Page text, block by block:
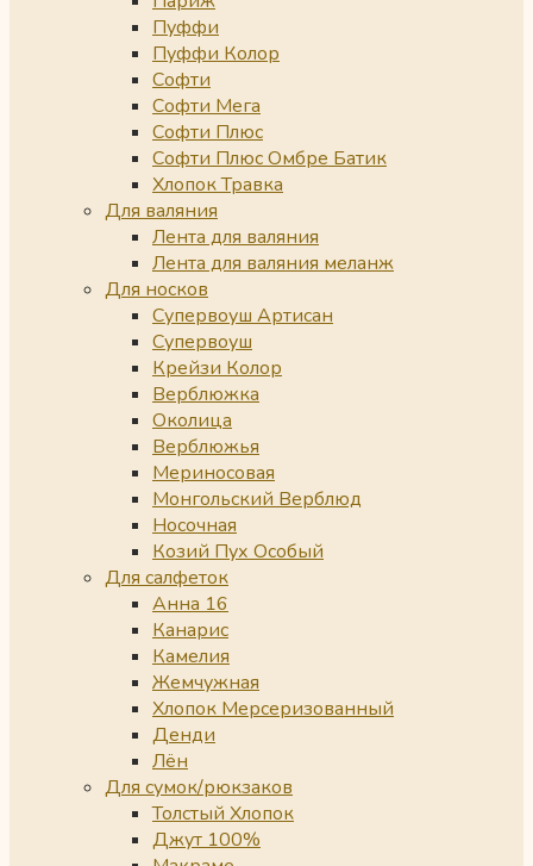
Пуффи
Пуффи Колор
Софти
Софти Мега
Софти Плюс
Софти Плюс Омбре Батик
Хлопок Травка
Для валяния
Лента для валяния
Лента для валяния меланж
Для носков
Супервоуш Артисан
Супервоуш
Крейзи Колор
Верблюжка
Околица
Верблюжья
Мериносовая
Монгольский Верблюд
Носочная
Козий Пух Особый
Для салфеток
Анна 16
Канарис
Камелия
Жемчужная
Хлопок Мерсеризованный
Денди
Лён
Для сумок/рюкзаков
Толстый Хлопок
Джут 100%